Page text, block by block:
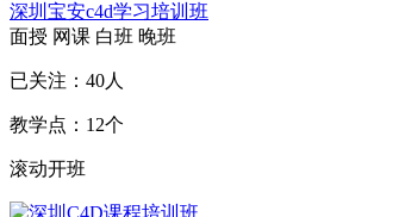
深圳宝安c4d学习培训班
面授 网课 白班 晚班
已关注： 40人
教学点： 12个
滚动开班